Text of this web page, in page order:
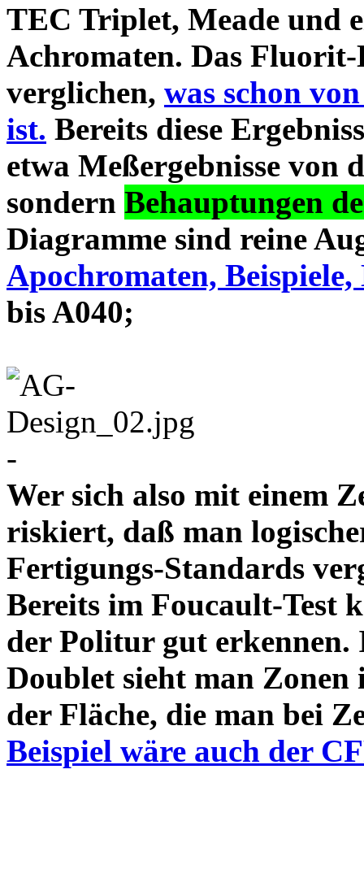
TEC Triplet, Meade und
Achromaten. Das
verglichen, was schon
ist. Bereits diese
etwa Meßergebnisse von
sondern Behauptungen
Diagramme sind reine
Apochromaten, Beispiele,
bis A040;
-
Wer sich also mit einem
riskiert, daß man
Fertigungs-Standards
Bereits im Foucault-Test
der Politur gut
Doublet sieht man Zonen
der Fläche, die man bei
Beispiel wäre auch der